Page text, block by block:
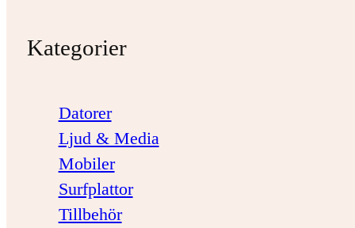
Kategorier
Datorer
Ljud & Media
Mobiler
Surfplattor
Tillbehör